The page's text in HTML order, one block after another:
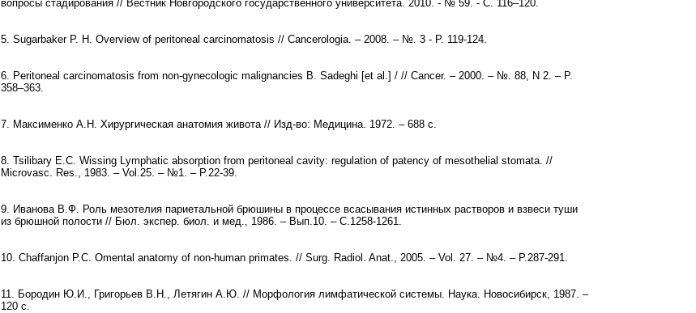
вопросы стадирования // Вестник Новгородского государственного университета. 2010. - № 59. - С. 116–120.
5. Sugarbaker P. H. Overview of peritoneal carcinomatosis // Cancerologia. – 2008. – №. 3 - P. 119-124.
6. Peritoneal carcinomatosis from non-gynecologic malignancies B. Sadeghi [et al.] / // Cancer. – 2000. – №. 88, N 2. – P.
358–363.
7. Максименко А.Н. Хирургическая анатомия живота // Изд-во: Медицина. 1972. – 688 с.
8. Tsilibary E.C. Wissing Lymphatic absorption from peritoneal cavity: regulation of patency of mesothelial stomata. //
Microvasc. Res., 1983. – Vol.25. – №1. – P.22-39.
9. Иванова В.Ф. Роль мезотелия париетальной брюшины в процессе всасывания истинных растворов и взвеси туши
из брюшной полости // Бюл. экспер. биол. и мед., 1986. – Вып.10. – С.1258-1261.
10. Chaffanjon P.C. Omental anatomy of non-human primates. // Surg. Radiol. Anat., 2005. – Vol. 27. – №4. – P.287-291.
11. Бородин Ю.И., Григорьев В.Н., Летягин А.Ю. // Морфология лимфатической системы. Наука. Новосибирск, 1987. –
120 с.